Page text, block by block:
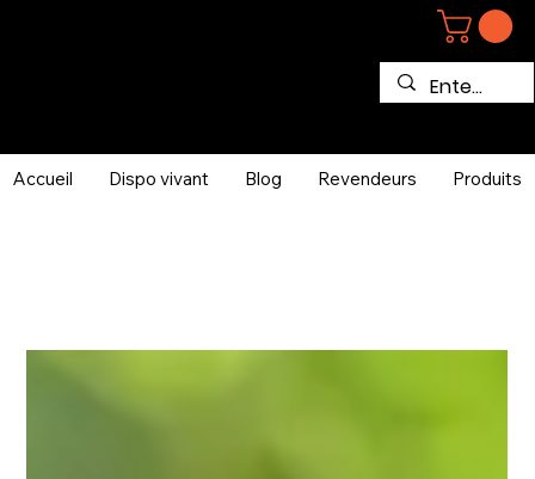
Accueil Dispo vivant Blog Revendeurs Produits